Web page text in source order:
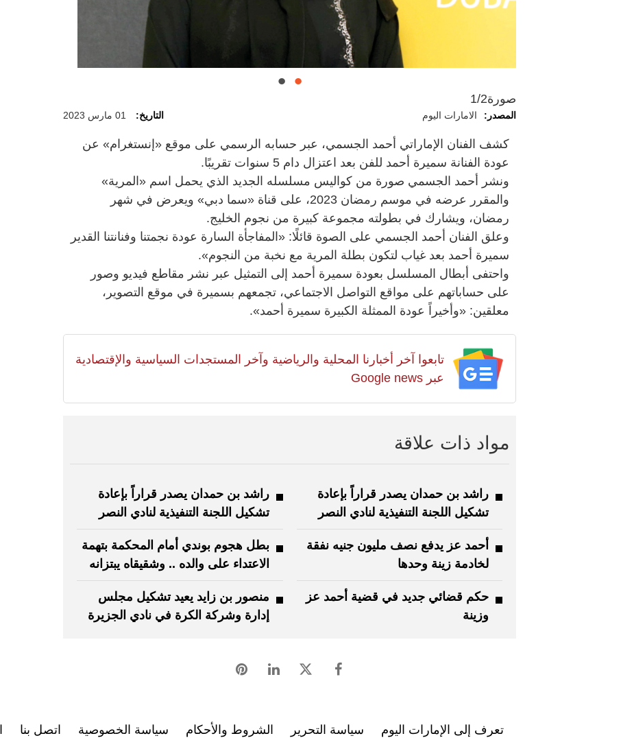
صورة1/2
المصدر: الامارات اليوم التاريخ: 01 مارس 2023
كشف الفنان الإماراتي أحمد الجسمي، عبر حسابه الرسمي على موقع «إنستغرام» عن
عودة الفنانة سميرة أحمد للفن بعد اعتزال دام 5 سنوات تقريبًا.
ونشر أحمد الجسمي صورة من كواليس مسلسله الجديد الذي يحمل اسم «المرية»
والمقرر عرضه في موسم رمضان 2023، على قناة «سما دبي» ويعرض في شهر
رمضان، ويشارك في بطولته مجموعة كبيرة من نجوم الخليج.
وعلق الفنان أحمد الجسمي على الصوة قائلًا: «المفاجأة السارة عودة نجمتنا وفنانتنا القدير
سميرة أحمد بعد غياب لتكون بطلة المرية مع نخبة من النجوم».
واحتفى أبطال المسلسل بعودة سميرة أحمد إلى التمثيل عبر نشر مقاطع فيديو وصور
على حساباتهم على مواقع التواصل الاجتماعي، تجمعهم بسميرة في موقع التصوير،
معلقين: «وأخيراً عودة الممثلة الكبيرة سميرة أحمد».
تابعوا آخر أخبارنا المحلية والرياضية وآخر المستجدات السياسية والإقتصادية
عبر Google news
مواد ذات علاقة
راشد بن حمدان يصدر قراراً بإعادة
تشكيل اللجنة التنفيذية لنادي النصر
راشد بن حمدان يصدر قراراً بإعادة
تشكيل اللجنة التنفيذية لنادي النصر
أحمد عز يدفع نصف مليون جنيه نفقة
لخادمة زينة وحدها
بطل هجوم بوندي أمام المحكمة بتهمة
الاعتداء على والده .. وشقيقاه يبتزانه
حكم قضائي جديد في قضية أحمد عز
وزينة
منصور بن زايد يعيد تشكيل مجلس
إدارة وشركة الكرة في نادي الجزيرة
تعرف إلى الإمارات اليوم سياسة التحرير الشروط والأحكام سياسة الخصوصية اتصل بنا